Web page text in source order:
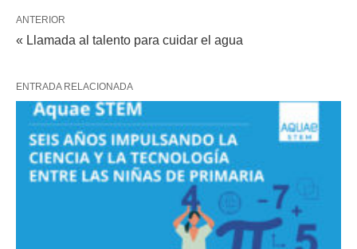
ANTERIOR
« Llamada al talento para cuidar el agua
ENTRADA RELACIONADA